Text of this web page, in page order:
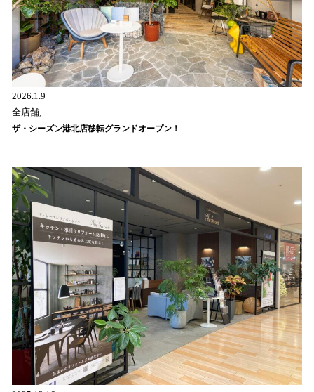
2026.1.9
全店舗,
ザ・シーズン港北店移転グランドオープン！